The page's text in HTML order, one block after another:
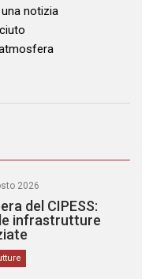
notizia
2026
del CIPESS:
infrastrutture